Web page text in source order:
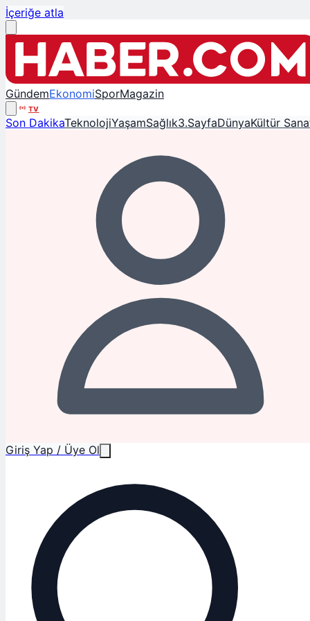
İçeriğe atla
GündemEkonomiSporMagazin
TV
Son DakikaTeknolojiYaşamSağlık3.SayfaDünyaKültür
Giriş Yap / Üye Ol